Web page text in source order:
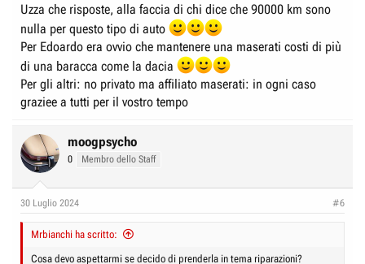
Uzza che risposte, alla faccia di chi dice che 90000 km sono
nulla per questo tipo di auto
Per Edoardo era ovvio che mantenere una maserati costi di più
di una baracca come la dacia
Per gli altri: no privato ma affiliato maserati: in ogni caso
graziee a tutti per il vostro tempo
moogpsycho
0 Membro dello Staff
30 Luglio 2024 #6
Mrbianchi ha scritto:
Cosa devo aspettarmi se decido di prenderla in tema riparazioni?